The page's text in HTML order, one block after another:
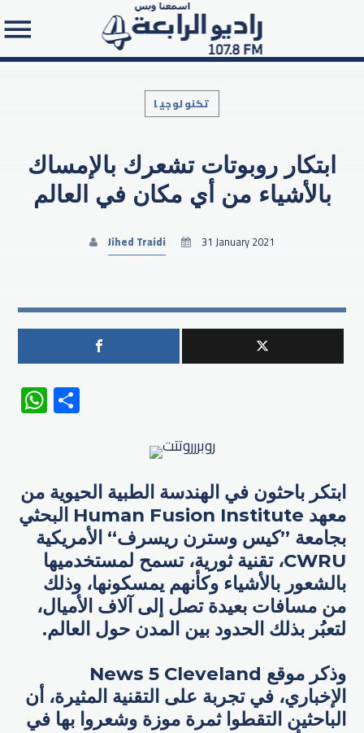
Search in the website:
تكنولوجيا
ابتكار روبوتات تشعرك بالإمساك
بالأشياء من أي مكان في العالم
Jihed Traidi 31 January 2021
WhatsApp
ابتكر باحثون في الهندسة الطبية الحيوية من
معهد Human Fusion Institute البحثي
بجامعة ”كيس وسترن ريسرف“ الأمريكية
CWRU، تقنية ثورية، تسمح لمستخدميها
بالشعور بالأشياء وكأنهم يمسكونها، وذلك
من مسافات بعيدة تصل إلى آلاف الأميال،
لتعبُر بذلك الحدود بين المدن حول العالم.
وذكر موقع News 5 Cleveland
الإخباري، في تجربة على التقنية المثيرة، أن
الباحثين التقطوا ثمرة موزة وشعروا بها في